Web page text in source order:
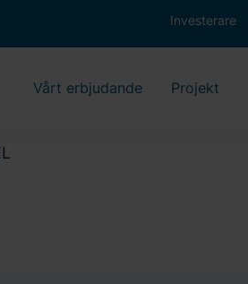
Investerare
Vårt erbjudande Projekt